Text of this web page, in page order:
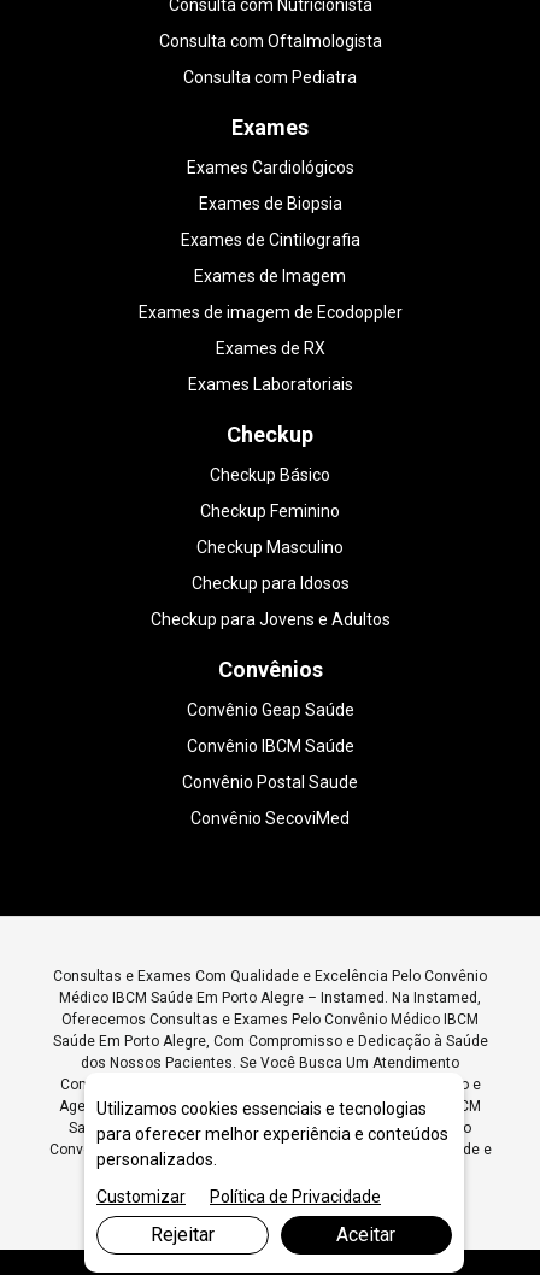
Consulta com Nutricionista
Consulta com Oftalmologista
Consulta com Pediatra
Exames
Exames Cardiológicos
Exames de Biopsia
Exames de Cintilografia
Exames de Imagem
Exames de imagem de Ecodoppler
Exames de RX
Exames Laboratoriais
Checkup
Checkup Básico
Checkup Feminino
Checkup Masculino
Checkup para Idosos
Checkup para Jovens e Adultos
Convênios
Convênio Geap Saúde
Convênio IBCM Saúde
Convênio Postal Saude
Convênio SecoviMed
Consultas e Exames Com Qualidade e Excelência Pelo Convênio
Médico IBCM Saúde Em Porto Alegre – Instamed. Na Instamed,
Oferecemos Consultas e Exames Pelo Convênio Médico IBCM
Saúde Em Porto Alegre, Com Compromisso e Dedicação à Saúde
dos Nossos Pacientes. Se Você Busca Um Atendimento
Completo para Avaliar Sua Saúde, Entre Em Contato Conosco e
Agende Suas Consultas e Exames Pelo Convênio Médico IBCM
Saúde Em Porto Alegre. Instamed: Consultas e Exames Pelo
Convênio Médico IBCM Saúde Em Porto Alegre para a Sua Saúde e
Utilizamos cookies essenciais e tecnologias
para oferecer melhor experiência e conteúdos
personalizados.
Customizar
Política de Privacidade
Rejeitar Aceitar